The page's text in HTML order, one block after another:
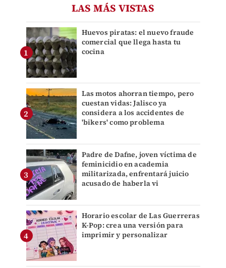
LAS MÁS VISTAS
Huevos piratas: el nuevo fraude
comercial que llega hasta tu
cocina
Las motos ahorran tiempo, pero
cuestan vidas: Jalisco ya
considera a los accidentes de
'bikers' como problema
Padre de Dafne, joven víctima de
feminicidio en academia
militarizada, enfrentará juicio
acusado de haberla vi
Horario escolar de Las Guerreras
K-Pop: crea una versión para
imprimir y personalizar